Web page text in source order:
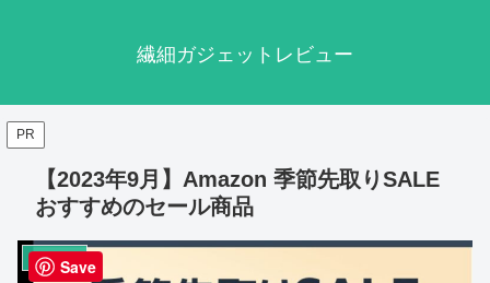
繊細ガジェットレビュー
PR
【2023年9月】Amazon 季節先取りSALE
おすすめのセール商品
ガジェットSave